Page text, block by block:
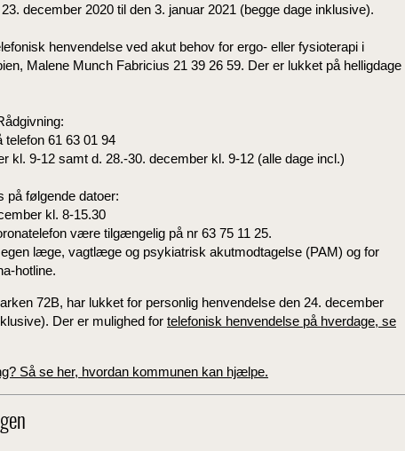
december 2020 til den 3. januar 2021 (begge dage inklusive).
henvendelse ved akut behov for ergo- eller fysioterapi i
Malene Munch Fabricius 21 39 26 59. Der er lukket på helligdage
telefon 61 63 01 94
kl. 9-12 samt d. 28.-30. december kl. 9-12 (alle dage incl.)
på følgende datoer:
kl. 8-15.30
være tilgængelig på nr 63 75 11 25.
læge, vagtlæge og psykiatrisk akutmodtagelse (PAM) og for
hotline.
72B, har lukket for personlig henvendelse den 24. december
Der er mulighed for telefonisk henvendelse på hverdage, se
Så se her, hvordan kommunen kan hjælpe.